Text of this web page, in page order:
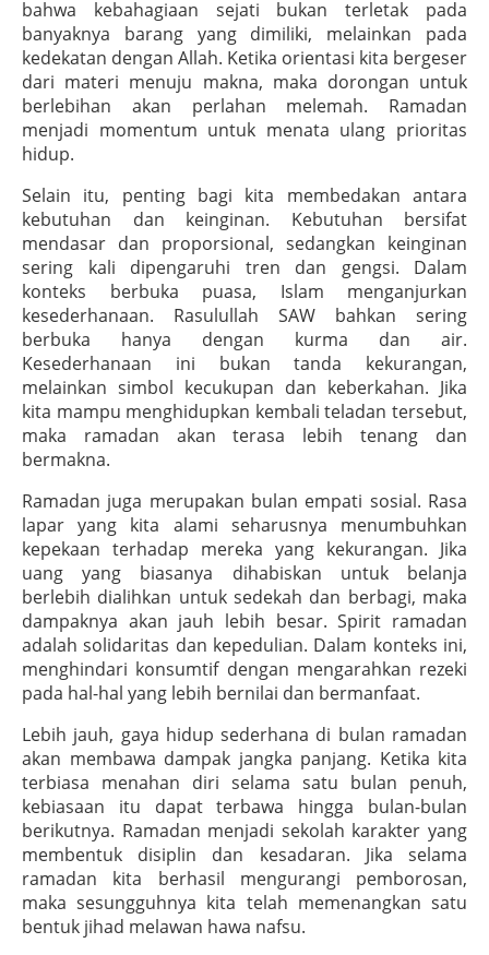
bahwa kebahagiaan sejati bukan terletak pada
banyaknya barang yang dimiliki, melainkan pada
kedekatan dengan Allah. Ketika orientasi kita bergeser
dari materi menuju makna, maka dorongan untuk
berlebihan akan perlahan melemah. Ramadan
menjadi momentum untuk menata ulang prioritas
hidup.
Selain itu, penting bagi kita membedakan antara
kebutuhan dan keinginan. Kebutuhan bersifat
mendasar dan proporsional, sedangkan keinginan
sering kali dipengaruhi tren dan gengsi. Dalam
konteks berbuka puasa, Islam menganjurkan
kesederhanaan. Rasulullah SAW bahkan sering
berbuka hanya dengan kurma dan air.
Kesederhanaan ini bukan tanda kekurangan,
melainkan simbol kecukupan dan keberkahan. Jika
kita mampu menghidupkan kembali teladan tersebut,
maka ramadan akan terasa lebih tenang dan
bermakna.
Ramadan juga merupakan bulan empati sosial. Rasa
lapar yang kita alami seharusnya menumbuhkan
kepekaan terhadap mereka yang kekurangan. Jika
uang yang biasanya dihabiskan untuk belanja
berlebih dialihkan untuk sedekah dan berbagi, maka
dampaknya akan jauh lebih besar. Spirit ramadan
adalah solidaritas dan kepedulian. Dalam konteks ini,
menghindari konsumtif dengan mengarahkan rezeki
pada hal-hal yang lebih bernilai dan bermanfaat.
Lebih jauh, gaya hidup sederhana di bulan ramadan
akan membawa dampak jangka panjang. Ketika kita
terbiasa menahan diri selama satu bulan penuh,
kebiasaan itu dapat terbawa hingga bulan-bulan
berikutnya. Ramadan menjadi sekolah karakter yang
membentuk disiplin dan kesadaran. Jika selama
ramadan kita berhasil mengurangi pemborosan,
maka sesungguhnya kita telah memenangkan satu
bentuk jihad melawan hawa nafsu.